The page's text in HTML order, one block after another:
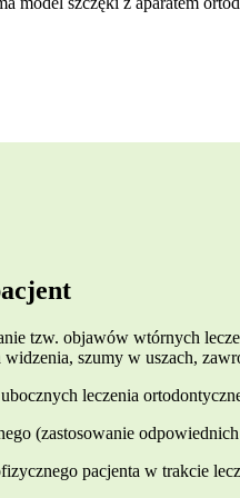
tzw. objawów wtórnych
szumy w uszach,
leczenia
(zastosowanie
pacjenta w trakcie